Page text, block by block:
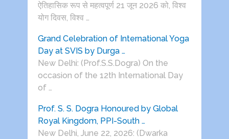
ऐतिहासिक रूप से महत्वपूर्ण 21 जून 2026 को, विश्व
योग दिवस, विश्व …
Grand Celebration of International Yoga
Day at SVIS by Durga …
New Delhi: (Prof.S.S.Dogra) On the
occasion of the 12th International Day
of …
Prof. S. S. Dogra Honoured by Global
Royal Kingdom, PPI-South …
New Delhi, June 22, 2026: (Dwarka